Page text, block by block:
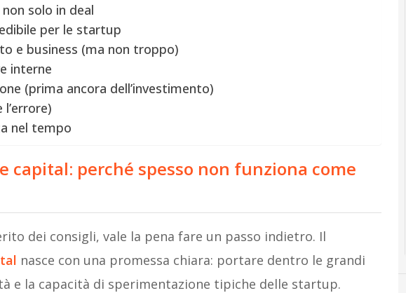
solo in deal
per le startup
e business (ma non troppo)
interne
(prima ancora dell’investimento)
nel tempo
capital: perché spesso non funziona come
dei consigli, vale la pena fare un passo indietro. Il
nasce con una promessa chiara: portare dentro le grandi
e la capacità di sperimentazione tipiche delle startup.